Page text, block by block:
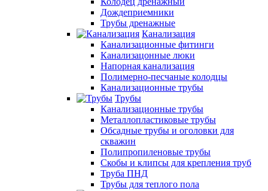
Дождеприемники
Трубы дренажные
Канализация
Канализационные фитинги
Канализацонные люки
Напорная канализация
Полимерно-песчаные колодцы
Канализационные трубы
Трубы
Канализационные трубы
Металлопластиковые трубы
Обсадные трубы и оголовки для
скважин
Полипропиленовые трубы
Скобы и клипсы для крепления труб
Труба ПНД
Трубы для теплого пола